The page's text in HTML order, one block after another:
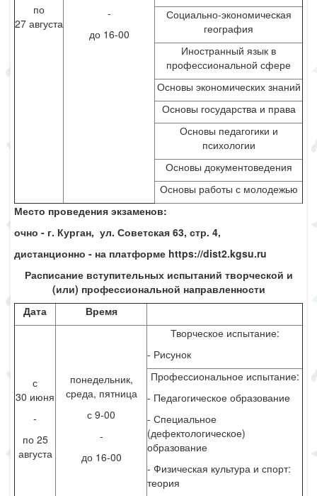
по
27 августа
-
до 16-00
Социально-экономическая
география
Иностранный язык в
профессиональной сфере
Основы экономических знаний
Основы государства и права
Основы педагогики и
психологии
Основы документоведения
Основы работы с молодежью
Место проведения экзаменов:
очно - г. Курган, ул. Советская 63, стр. 4,
дистанционно - на платформе https://dist2.kgsu.ru
Расписание вступительных испытаний творческой и
(или) профессиональной направленности
Дата
Время
с
30 июня
-
по 25
августа
понедельник,
среда, пятница
с 9-00
-
до 16-00
Творческое испытание:
- Рисунок
Профессиональное испытание:
- Педагогическое образование
- Специальное
(дефектологическое)
образование
- Физическая культура и спорт:
теория